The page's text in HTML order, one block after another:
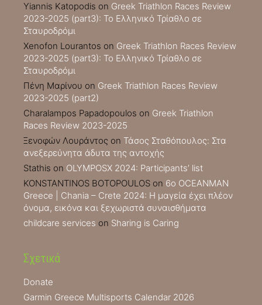
Yiannis Katopodis on Greek Triathlon Races Review
2023-2025 (part3): Το Ελληνικό Τρίαθλο σε
Σταυροδρόμι
Xenofon Lourantos on Greek Triathlon Races Review
2023-2025 (part3): Το Ελληνικό Τρίαθλο σε
Σταυροδρόμι
Πένη Μαρίνου on Greek Triathlon Races Review
2023-2025 (part2)
Charalampos Papadopoulos on Greek Triathlon
Races Review 2023-2025
Ξενοφών Λουράντος on Τάσος Σταθόπουλος: Στα
ανεξερεύνητα άδυτα της αντοχής
Stathis on OLYMPOSX 2024: Participants’ list
KONSTANTINOS BOTOPOULOS on 6ο OCEANMAN
Greece | Chania – Crete 2024: Η μαγεία έχει πλέον
όνομα, εικόνα και ξεχωριστά συναισθήματα
childcare services on Sharing is Caring
Σχετικά
Donate
Garmin Greece Multisports Calendar 2026